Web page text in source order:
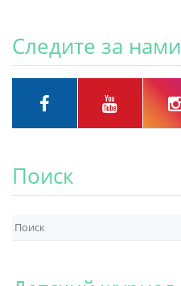
Следите за нами
Поиск